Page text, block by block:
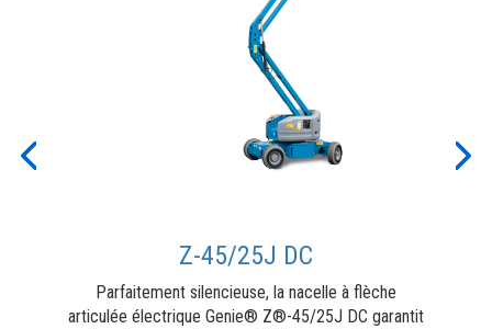
Previous
le
Guard™
Z-45/25J DC
Parfaitement silencieuse, la nacelle à flèche
articulée électrique Genie® Z®-45/25J DC garantit